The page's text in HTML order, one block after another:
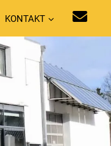
KONTAKT